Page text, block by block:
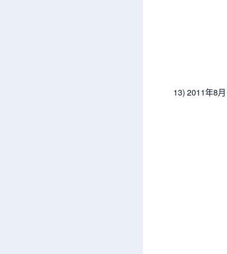
13) 2011年8